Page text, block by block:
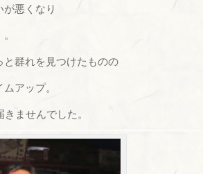
が悪くなり
と群れを見つけたものの
アップ。
ませんでした。